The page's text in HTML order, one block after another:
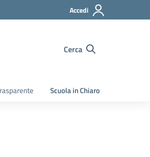
Accedi
Cerca
Scuola in Chiaro